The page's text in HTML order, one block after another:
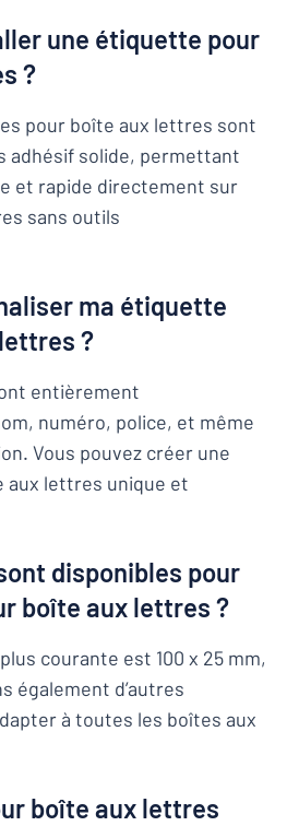
une étiquette pour
?
pour boîte aux lettres sont
adhésif solide, permettant
et rapide directement sur
sans outils
ma étiquette
?
entièrement
numéro, police, et même
Vous pouvez créer une
lettres unique et
disponibles pour
boîte aux lettres ?
courante est 100 x 25 mm,
également d’autres
à toutes les boîtes aux
boîte aux lettres